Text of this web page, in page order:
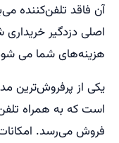
آن فاقد تلفن‌کننده
اصلی دزدگیر
هزینه‌های شما می
فروش می‌رسد. امکانات